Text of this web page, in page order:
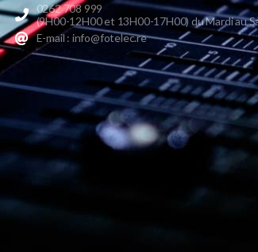
0262 708 999
(9H00-12H00 et 13H00-17H00) du Mardi au
E-mail : info@fotelec.re